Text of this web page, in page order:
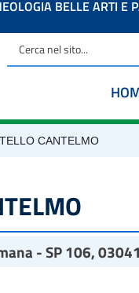
BELLE ARTI E
CANTELMO
- SP 106,